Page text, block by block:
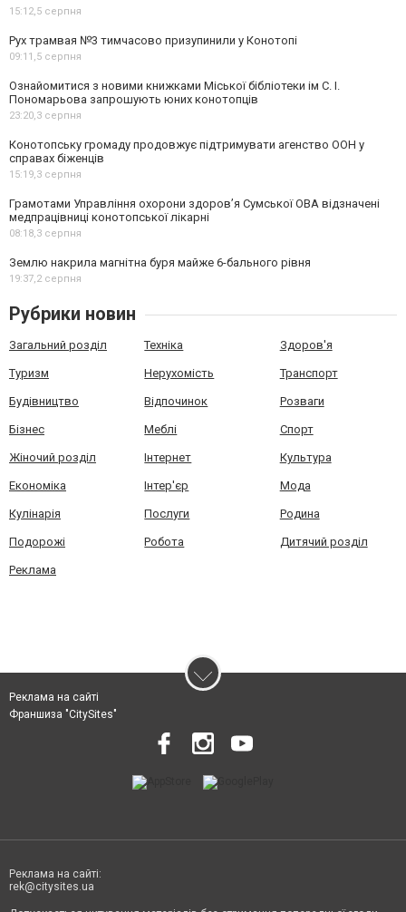
15:12,5 серпня
Рух трамвая №3 тимчасово призупинили у Конотопі
09:11,5 серпня
Ознайомитися з новими книжками Міської бібліотеки ім С. І.
Пономарьова запрошують юних конотопців
23:20,3 серпня
Конотопську громаду продовжує підтримувати агенство ООН у
справах біженців
15:19,3 серпня
Грамотами Управління охорони здоров’я Сумської ОВА відзначені
медпрацівниці конотопської лікарні
08:18,3 серпня
Землю накрила магнітна буря майже 6-бального рівня
19:37,2 серпня
Рубрики новин
Загальний розділ Техніка Здоров'я
Туризм Нерухомість Транспорт
Будівництво Відпочинок Розваги
Бізнес Меблі Спорт
Жіночий розділ Інтернет Культура
Економіка Інтер'єр Мода
Кулінарія Послуги Родина
Подорожі Робота Дитячий розділ
Реклама
Реклама на сайті
Франшиза "CitySites"
Реклама на сайті:
rek@citysites.ua